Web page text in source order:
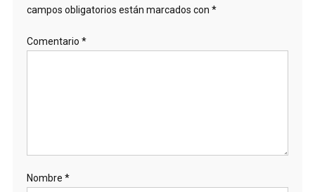
campos obligatorios están marcados con *
Comentario *
Nombre *